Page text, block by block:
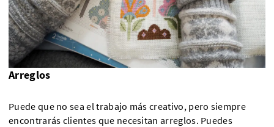
Arreglos
Puede que no sea el trabajo más creativo, pero siempre
encontrarás clientes que necesitan arreglos. Puedes